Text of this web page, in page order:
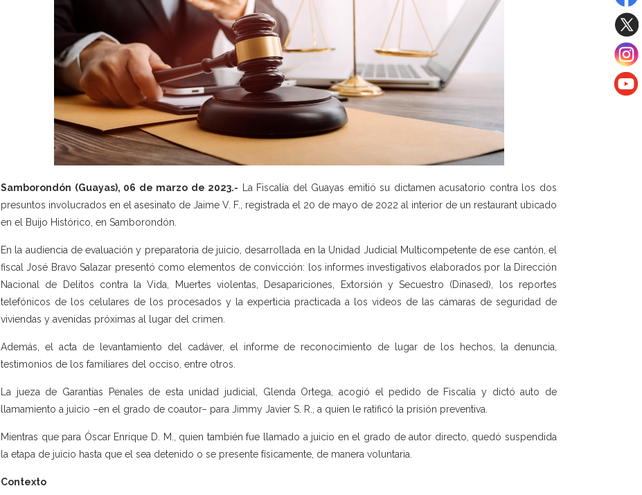
Samborondón (Guayas), 06 de marzo de 2023.- La Fiscalía del Guayas emitió su dictamen acusatorio contra los dos
presuntos involucrados en el asesinato de Jaime V. F., registrada el 20 de mayo de 2022 al interior de un restaurant ubicado
en el Buijo Histórico, en Samborondón.
En la audiencia de evaluación y preparatoria de juicio, desarrollada en la Unidad Judicial Multicompetente de ese cantón, el
fiscal José Bravo Salazar presentó como elementos de convicción: los informes investigativos elaborados por la Dirección
Nacional de Delitos contra la Vida, Muertes violentas, Desapariciones, Extorsión y Secuestro (Dinased), los reportes
telefónicos de los celulares de los procesados y la experticia practicada a los videos de las cámaras de seguridad de
viviendas y avenidas próximas al lugar del crimen.
Además, el acta de levantamiento del cadáver, el informe de reconocimiento de lugar de los hechos, la denuncia,
testimonios de los familiares del occiso, entre otros.
La jueza de Garantías Penales de esta unidad judicial, Glenda Ortega, acogió el pedido de Fiscalía y dictó auto de
llamamiento a juicio –en el grado de coautor– para Jimmy Javier S. R., a quien le ratificó la prisión preventiva.
Mientras que para Óscar Enrique D. M., quien también fue llamado a juicio en el grado de autor directo, quedó suspendida
la etapa de juicio hasta que el sea detenido o se presente físicamente, de manera voluntaria.
Contexto